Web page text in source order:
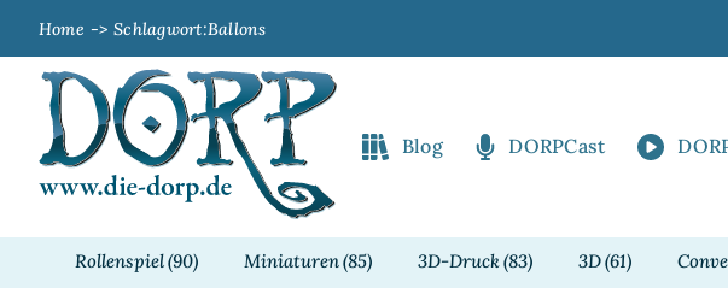
springen
Home Schlagwort:Ballons
Blog DORPCast
Rollenspiel(90) Miniaturen(85) 3D-Druck(83) 3D(61)